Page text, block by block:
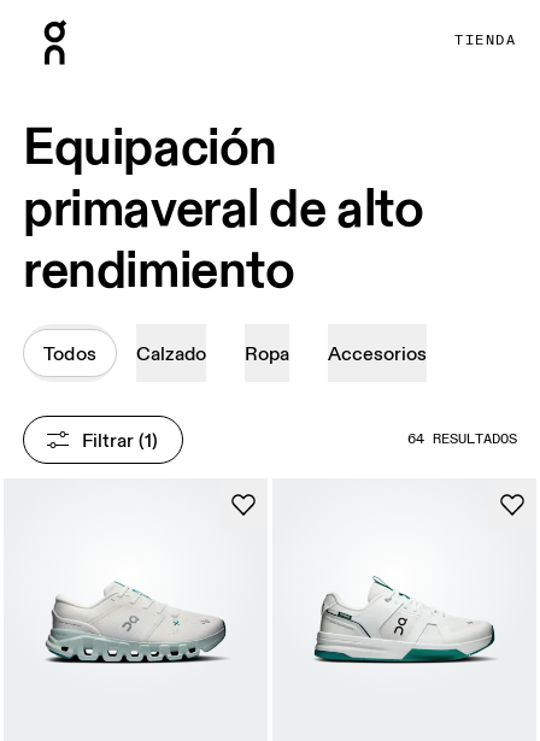
TIENDA
Equipación
primaveral de alto
rendimiento
Todos Calzado Ropa Accesorios
Filtrar (1) 64 RESULTADOS